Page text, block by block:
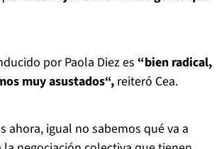
por Paola Diez es “bien radical,
muy asustados“, reiteró Cea.
ahora, igual no sabemos qué va a